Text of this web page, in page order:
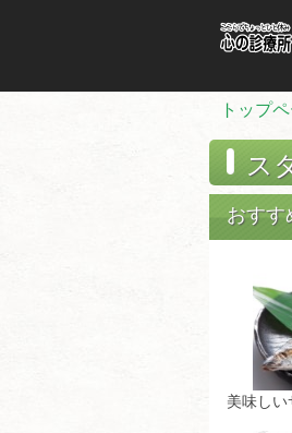
トップ
ス
おすす
美味し